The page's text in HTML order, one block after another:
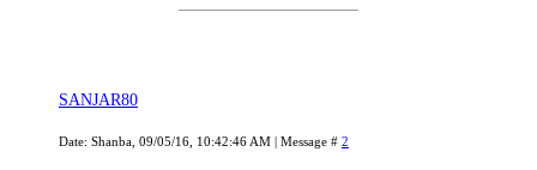
SANJAR80
Date: Shanba, 09/05/16, 10:42:46 AM | Message # 2